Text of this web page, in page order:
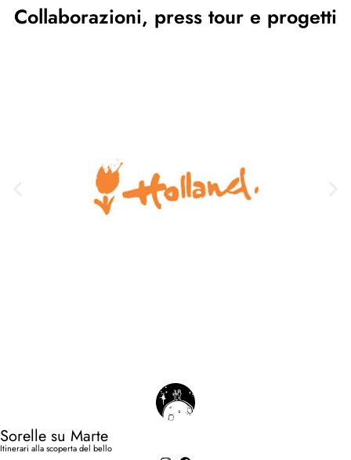
Collaborazioni, press tour e progetti
Sorelle su Marte
Itinerari alla scoperta del bello